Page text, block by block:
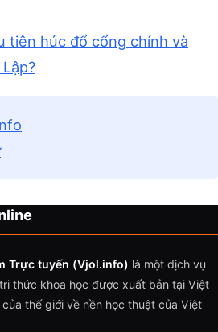
tiên húc đổ cổng chính và
Trực tuyến (Vjol.info) là một dịch vụ
thức khoa học được xuất bản tại Việt
thế giới về nền học thuật của Việt